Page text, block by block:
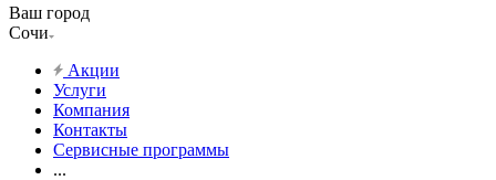
Ваш город
Сочи
Акции
Услуги
Компания
Контакты
Сервисные программы
...